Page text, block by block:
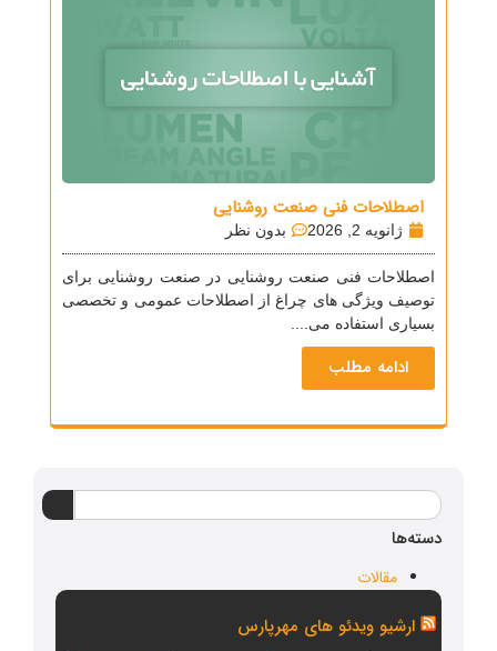
اصطلاحات فنی صنعت روشنایی
ژانویه 2, 2026 بدون نظر
اصطلاحات فنی صنعت روشنایی در صنعت روشنایی برای
توصیف ویژگی های چراغ از اصطلاحات عمومی و تخصصی
بسیاری استفاده می....
ادامه مطلب
دسته‌ها
مقالات
ارشیو ویدئو های مهرپارس